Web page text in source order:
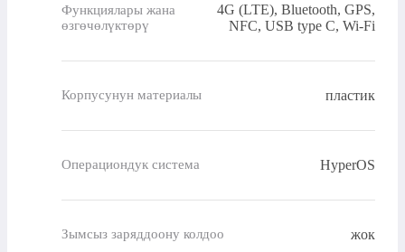
Функциялары жана
өзгөчөлүктөрү
4G (LTE), Bluetooth, GPS,
NFC, USB type C, Wi-Fi
Корпусунун материалы пластик
Операциондук система HyperOS
Зымсыз заряддоону колдоо жок